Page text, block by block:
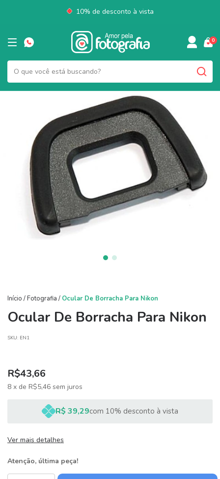
10% de desconto à vista
0
Início /Fotografia / Ocular De Borracha Para Nikon
Ocular De Borracha Para Nikon
SKU: EN1
R$43,66
8 x de R$5,46 sem juros
R$ 39,29com 10% desconto à vista
Ver mais detalhes
Atenção, última peça!